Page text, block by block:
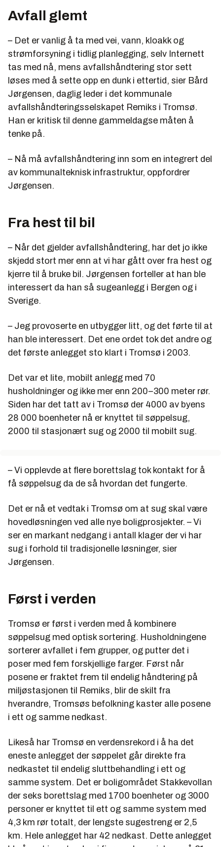
Avfall glemt
– Det er vanlig å ta med vei, vann, kloakk og
strømforsyning i tidlig planlegging, selv Internett
tas med nå, mens avfallshåndtering stor sett
løses med å sette opp en dunk i ettertid, sier Bård
Jørgensen, daglig leder i det kommunale
avfallshåndteringsselskapet Remiks i Tromsø.
Han er kritisk til denne gammeldagse måten å
tenke på.
– Nå må avfallshåndtering inn som en integrert del
av kommunalteknisk infrastruktur, oppfordrer
Jørgensen.
Fra hest til bil
– Når det gjelder avfallshåndtering, har det jo ikke
skjedd stort mer enn at vi har gått over fra hest og
kjerre til å bruke bil. Jørgensen forteller at han ble
interessert da han så sugeanlegg i Bergen og i
Sverige.
– Jeg provoserte en utbygger litt, og det førte til at
han ble interessert. Det ene ordet tok det andre og
det første anlegget sto klart i Tromsø i 2003.
Det var et lite, mobilt anlegg med 70
husholdninger og ikke mer enn 200–300 meter rør.
Siden har det tatt av i Tromsø der 4000 av byens
28 000 boenheter nå er knyttet til søppelsug,
2000 til stasjonært sug og 2000 til mobilt sug.
– Vi opplevde at flere borettslag tok kontakt for å
få søppelsug da de så hvordan det fungerte.
Det er nå et vedtak i Tromsø om at sug skal være
hovedløsningen ved alle nye boligprosjekter. – Vi
ser en markant nedgang i antall klager der vi har
sug i forhold til tradisjonelle løsninger, sier
Jørgensen.
Først i verden
Tromsø er først i verden med å kombinere
søppelsug med optisk sortering. Husholdningene
sorterer avfallet i fem grupper, og putter det i
poser med fem forskjellige farger. Først når
posene er fraktet frem til endelig håndtering på
miljøstasjonen til Remiks, blir de skilt fra
hverandre, Tromsøs befolkning kaster alle posene
i ett og samme nedkast.
Likeså har Tromsø en verdensrekord i å ha det
eneste anlegget der søppelet går direkte fra
nedkastet til endelig sluttbehandling i ett og
samme system. Det er boligområdet Stakkevollan
der seks borettslag med 1700 boenheter og 3000
personer er knyttet til ett og samme system med
4,3 km rør totalt, der lengste sugestreng er 2,5
km. Hele anlegget har 42 nedkast. Dette anlegget